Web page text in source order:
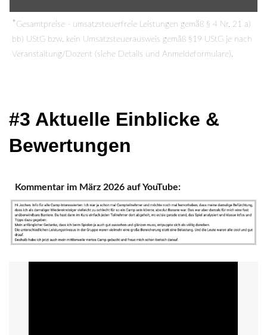
*Gesamtpreise - umsatzsteuerfreie Leistungen gemäß § 4 Nr. 21 a)
bb) UStG bzw. kein Umsatzsteuerausweis gemäß §19 UStG je nach
Veranstaltung/Dozent (siehe Details und Anmeldeformulare).
#3 Aktuelle Einblicke &
Bewertungen
Kommentar im März 2026 auf YouTube: